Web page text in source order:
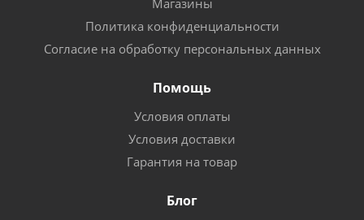
Магазины
Политика конфиденциальности
Согласие на обработку персональных данных
Помощь
Условия оплаты
Условия доставки
Гарантия на товар
Блог